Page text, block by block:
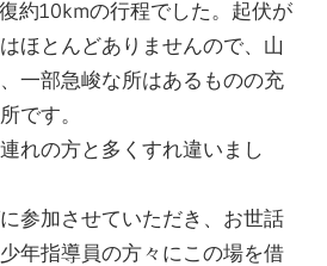
約10kmの行程でした。起伏が
ほとんどありませんので、山
一部急峻な所はあるものの充
です。
れの方と多くすれ違いまし
参加させていただき、お世話
年指導員の方々にこの場を借